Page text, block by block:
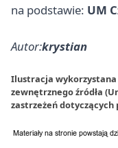
na podstawie: UM
Autor:krystian
Ilustracja wykorzystana
zewnętrznego źródła
zastrzeżeń